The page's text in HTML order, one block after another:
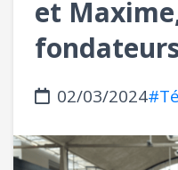
et
02/03/2024